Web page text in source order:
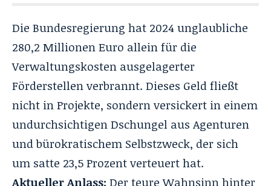
Die Bundesregierung hat 2024 unglaubliche
280,2 Millionen Euro allein für die
Verwaltungskosten ausgelagerter
Förderstellen verbrannt. Dieses Geld fließt
nicht in Projekte, sondern versickert in einem
undurchsichtigen Dschungel aus Agenturen
und bürokratischem Selbstzweck, der sich
um satte 23,5 Prozent verteuert hat.
Aktueller Anlass: Der teure Wahnsinn hinter